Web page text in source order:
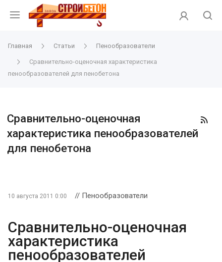
Главная Статьи Пенообразователи
Сравнительно-оценочная характеристика
пенообразователей для пенобетона
Сравнительно-оценочная
характеристика пенообразователей
для пенобетона
10 августа 2011 0:00 // Пенообразователи
Сравнительно-оценочная
характеристика
пенообразователей